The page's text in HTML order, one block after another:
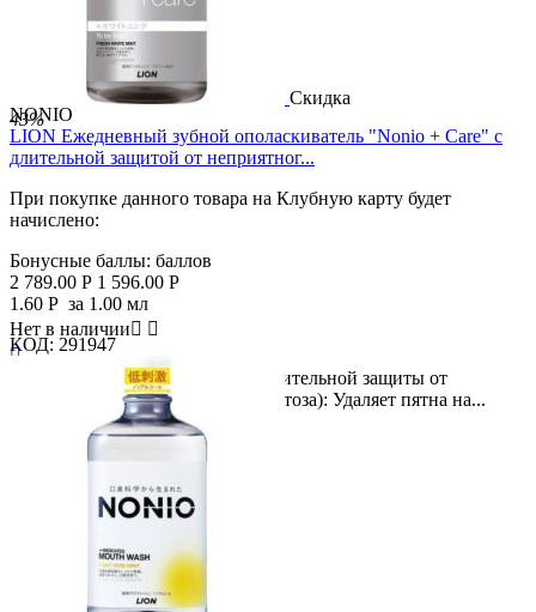
Скидка
43%
NONIO
LION Ежедневный зубной ополаскиватель "Nonio + Care" с
длительной защитой от неприятног...
При покупке данного товара на Клубную карту будет
начислено:
Бонусные баллы: баллов
2 789.00 Р 1 596.00 Р
1.60 Р за 1.00 мл
Нет в наличии 

Формула отбеливания зубов и длительной защиты от
неприятного запаха изо рта (галитоза): Удаляет пятна на...
КОД: 291947